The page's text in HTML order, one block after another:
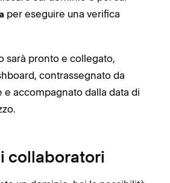
per eseguire una verifica
sarà pronto e collegato,
contrassegnato da
e accompagnato dalla data di
collaboratori